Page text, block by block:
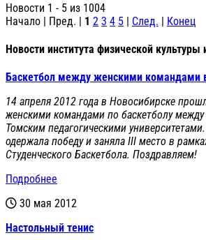
Новости 1 - 5 из 1004
Начало | Пред. | 1 2 3 4 5 | След. | Конец
Новости института физической культуры
Баскетбол между женскими командами
14 апреля 2012 года в Новосибирске
женскими командами по баскетболу
Томским педагогическими
одержала победу и заняла III место в
Студенческого Баскетбола. Поздравляем!
Подробнее
30 мая 2012
Настольный тенис